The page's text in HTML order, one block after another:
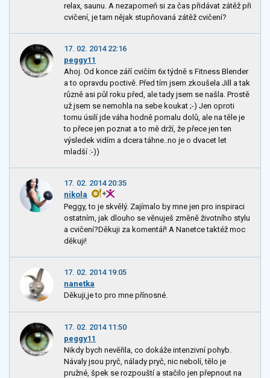
relax, saunu. A nezapomeň si za čas přidávat zátěž při
cvičení, je tam nějak stupňovaná zátěž cvičení?
17. 02. 2014 22:16
peggy11
Ahoj. Od konce září cvičím 6x týdně s Fitness Blender
a to opravdu poctivě. Před tím jsem zkoušela Jill a tak
různě asi půl roku před, ale tady jsem se našla. Prostě
už jsem se nemohla na sebe koukat ;-) Jen oproti
tomu úsilí jde váha hodně pomalu dolů, ale na těle je
to přece jen poznat a to mě drží, že přece jen ten
výsledek vidím a dcera táhne..no je o dvacet let
mladší :-))
17. 02. 2014 20:35
nikola
Peggy, to je skvělý. Zajímalo by mne jen pro inspiraci
ostatním, jak dlouho se věnuješ změně životního stylu
a cvičení?Děkuji za komentář! A Nanetce taktéž moc
děkuji!
17. 02. 2014 19:05
nanetka
Děkuji,je to pro mne přínosné.
17. 02. 2014 11:50
peggy11
Nikdy bych nevěřila, co dokáže intenzivní pohyb.
Návaly jsou pryč, nálady pryč, nic nebolí, tělo je
pružné, špek se rozpouští a stačilo jen přepnout na